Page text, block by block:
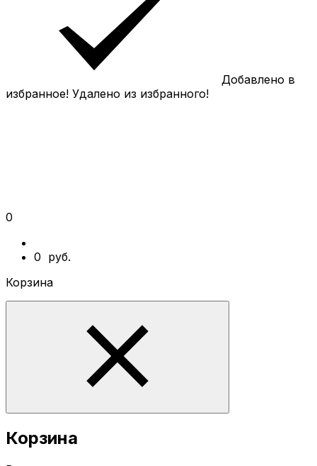
Добавлено в
избранное! Удалено из избранного!
0
0 руб.
Корзина
Корзина